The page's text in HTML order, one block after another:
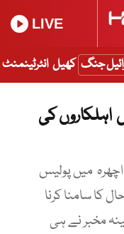
LIVE
جنگ کھیل انٹرٹینمنٹ
اہلکاروں کی
میں پولیس
کا سامنا کرنا
مخبر نے ہی